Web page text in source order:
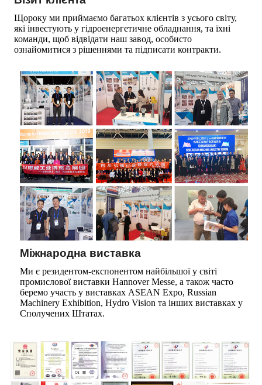
Щороку ми приймаємо багатьох клієнтів з усього світу,
які інвестують у гідроенергетичне обладнання, та їхні
команди, щоб відвідати наш завод, особисто
ознайомитися з рішеннями та підписати контракти.
Міжнародна виставка
Ми є резидентом-експонентом найбільшої у світі
промислової виставки Hannover Messe, а також часто
беремо участь у виставках ASEAN Expo, Russian
Machinery Exhibition, Hydro Vision та інших виставках у
Сполучених Штатах.